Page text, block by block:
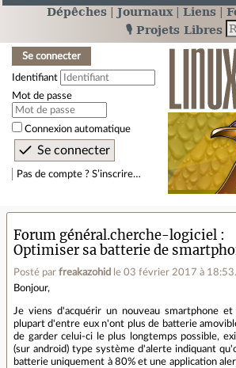
Dépêches Journaux Liens
🎙️ Projets Libres
Se connecter
Identifiant
Mot de passe
Connexion automatique
Pas de compte ? S’inscrire…
Forum général.cherche-logiciel
Optimiser sa batterie de
Posté par freakazohid le 03 février 2017 à 18:53.
Bonjour,
Je viens d'acquérir un nouveau smartphone
plupart d'entre eux n'ont plus de batterie
de garder celui-ci le plus longtemps possible,
(sur android) type système d'alerte indiquant
batterie uniquement à 80% et une application